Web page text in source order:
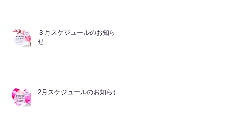
３月スケジュールのお知ら
せ
2月スケジュールのお知らせ